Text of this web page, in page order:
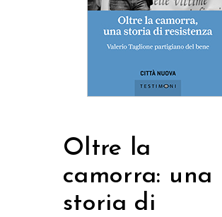
Oltre la
camorra: una
storia di